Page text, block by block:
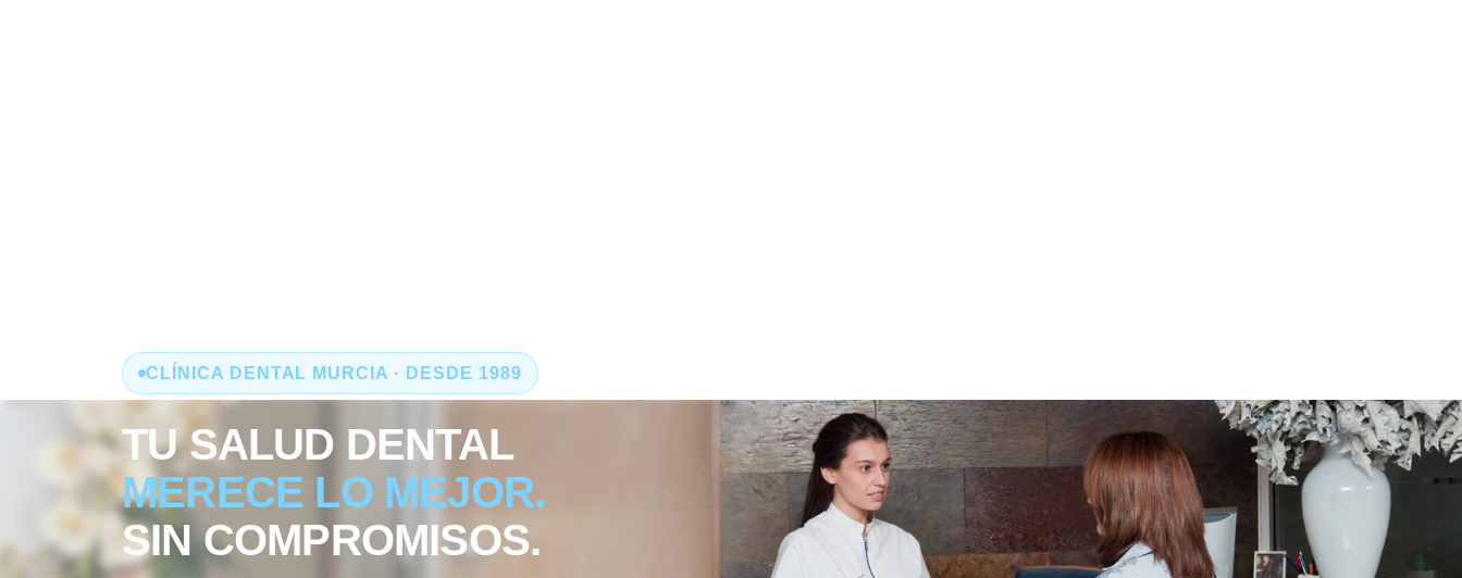
CLÍNICA DENTAL MURCIA · DESDE 1989
TU SALUD DENTAL
MERECE LO MEJOR.
SIN COMPROMISOS.